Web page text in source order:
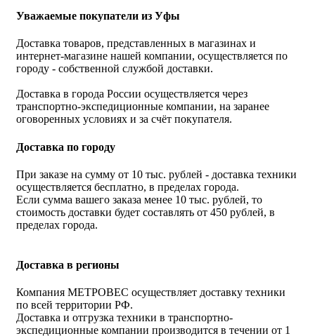
Уважаемые покупатели из Уфы
Доставка товаров, представленных в магазинах и
интернет-магазине нашей компании, осуществляется по
городу - собственной службой доставки.
Доставка в города России осуществляется через
транспортно-экспедиционные компании, на заранее
оговоренных условиях и за счёт покупателя.
Доставка по городу
При заказе на сумму от 10 тыс. рублей - доставка техники
осуществляется бесплатно, в пределах города.
Если сумма вашего заказа менее 10 тыс. рублей, то
стоимость доставки будет составлять от 450 рублей, в
пределах города.
Доставка в регионы
Компания МЕТРОВЕС осуществляет доставку техники
по всей территории РФ.
Доставка и отгрузка техники в транспортно-
экспедиционные компании производится в течении от 1